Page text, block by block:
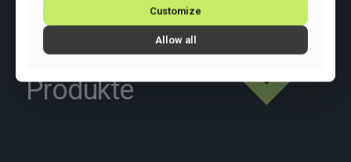
Ähnliche
Produkte
Customize
Allow all